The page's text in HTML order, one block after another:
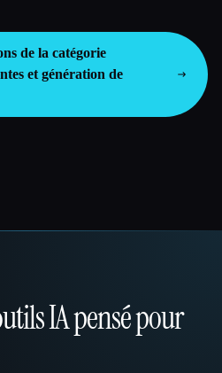
de la catégorie
et génération de
IA pensé pour